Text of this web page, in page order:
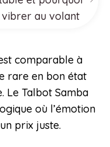
au volant
comparable à
rare en bon état
Le Talbot Samba
où l’émotion
prix juste.